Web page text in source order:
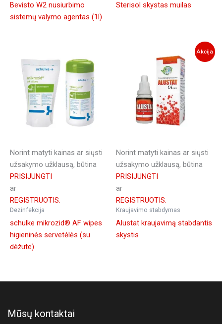
Bevisto W2 nusiurbimo
sistemų valymo agentas (1l)
Sterisol skystas muilas
Norint matyti kainas ar siųsti
užsakymo užklausą, būtina
PRISIJUNGTI
ar
REGISTRUOTIS.
Dezinfekcija
schulke mikrozid® AF wipes
higieninės servetėlės (su
dėžute)
Akcija
Norint matyti kainas ar siųsti
užsakymo užklausą, būtina
PRISIJUNGTI
ar
REGISTRUOTIS.
Kraujavimo stabdymas
Alustat kraujavimą stabdantis
skystis
Mūsų kontaktai